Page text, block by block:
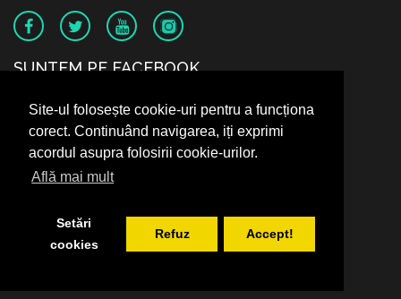
Site-ul folosește cookie-uri pentru a funcționa
corect. Continuând navigarea, iți exprimi
acordul asupra folosirii cookie-urilor.
Află mai mult
Setări
cookies
Refuz Accept!
SUNTEM PE FACEBOOK